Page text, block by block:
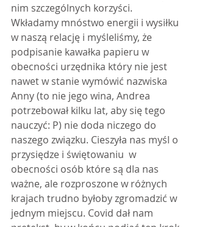
nim szczególnych korzyści.
Wkładamy mnóstwo energii i wysiłku
w naszą relację i myśleliśmy, że
podpisanie kawałka papieru w
obecności urzędnika który nie jest
nawet w stanie wymówić nazwiska
Anny (to nie jego wina, Andrea
potrzebował kilku lat, aby się tego
nauczyć: P) nie doda niczego do
naszego związku. Cieszyła nas myśl o
przysiędze i świętowaniu  w
obecności osób które są dla nas
ważne, ale rozproszone w różnych
krajach trudno byłoby zgromadzić w
jednym miejscu. Covid dał nam